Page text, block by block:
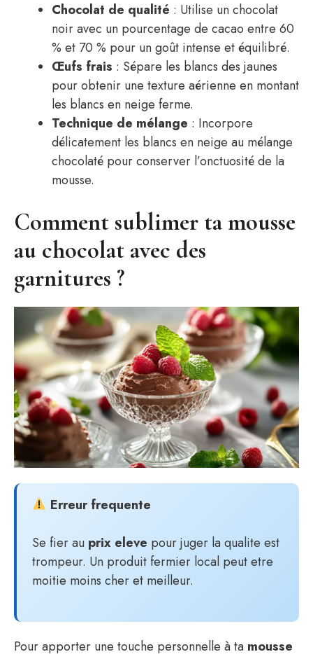
Chocolat de qualité : Utilise un chocolat
noir avec un pourcentage de cacao entre 60
% et 70 % pour un goût intense et équilibré.
Œufs frais : Sépare les blancs des jaunes
pour obtenir une texture aérienne en montant
les blancs en neige ferme.
Technique de mélange : Incorpore
délicatement les blancs en neige au mélange
chocolaté pour conserver l’onctuosité de la
mousse.
Comment sublimer ta mousse
au chocolat avec des
garnitures ?
Erreur frequente
Se fier au prix eleve pour juger la qualite est
trompeur. Un produit fermier local peut etre
moitie moins cher et meilleur.
Pour apporter une touche personnelle à ta mousse